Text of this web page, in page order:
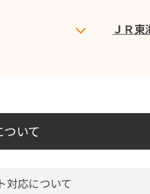
ＪＲ
ついて
対応について